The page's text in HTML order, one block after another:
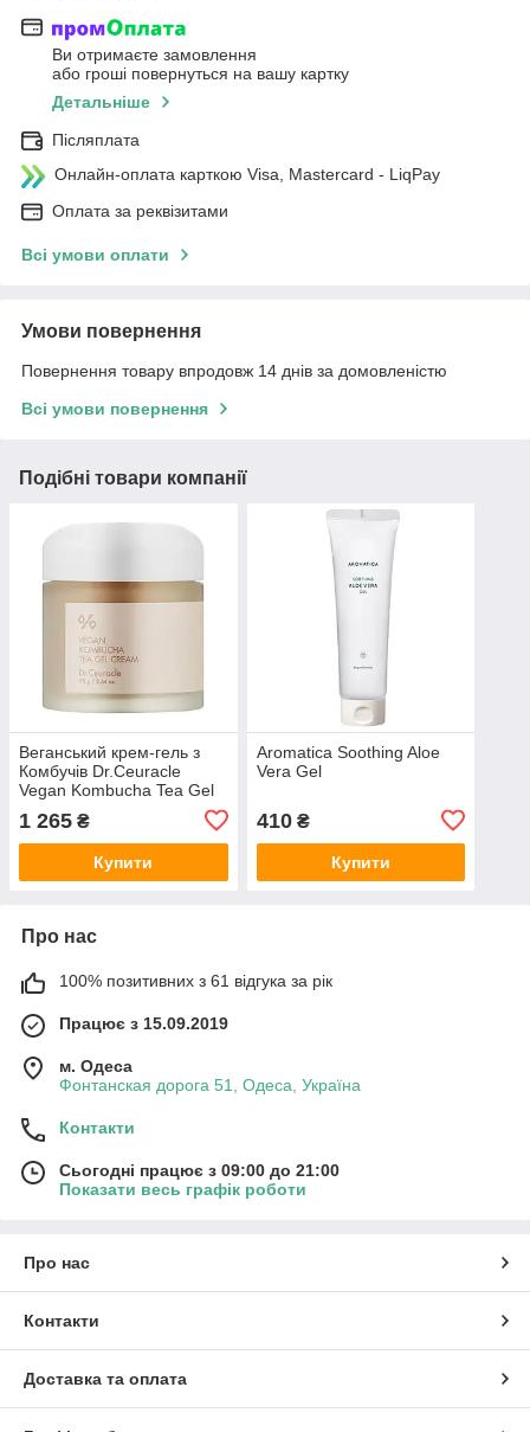
Ви отримаєте замовлення
або гроші повернуться на вашу картку
Детальніше
Післяплата
Онлайн-оплата карткою Visa, Mastercard - LiqPay
Оплата за реквізитами
Всі умови оплати
Умови повернення
Повернення товару впродовж 14 днів за домовленістю
Всі умови повернення
Подібні товари компанії
Веганський крем-гель з
Комбучів Dr.Ceuracle
Vegan Kombucha Tea Gel
1 265 ₴
Купити
Aromatica Soothing Aloe
Vera Gel
410₴
Купити
Про нас
100% позитивних з 61 відгука за рік
Працює з 15.09.2019
м. Одеса
Фонтанская дорога 51, Одеса, Україна
Контакти
Сьогодні працює з 09:00 до 21:00
Показати весь графік роботи
Про нас
Контакти
Доставка та оплата